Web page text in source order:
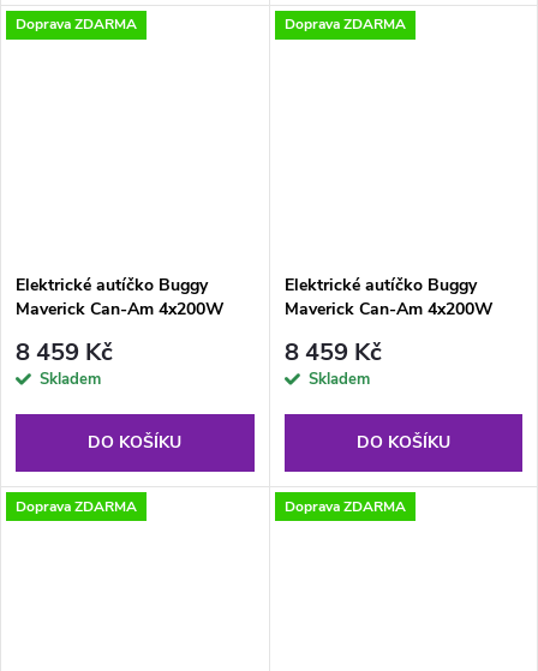
Doprava ZDARMA
Elektrické autíčko Buggy
Maverick Can-Am 4x200W
8 459 Kč
Skladem
DO KOŠÍKU
Doprava ZDARMA
Elektrické autíčko Buggy
Maverick Can-Am 4x200W
8 459 Kč
Skladem
DO KOŠÍKU
Doprava ZDARMA Doprava ZDARMA